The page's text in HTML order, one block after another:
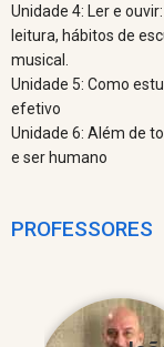
Unidade 4: Ler e
leitura, hábitos de
musical.
Unidade 5: Como
efetivo
Unidade 6: Além de
e ser humano
PROFESSORES